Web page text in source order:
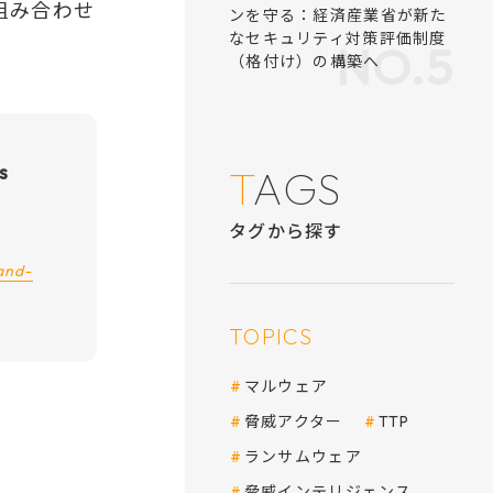
み合わせ
トロイの木馬化されたdnSpy
企業・組織のサプライチェー
TAGS
タグから探す